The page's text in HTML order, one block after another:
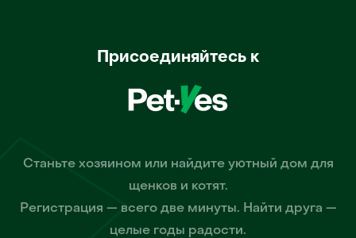
Присоединяйтесь к
Станьте хозяином или найдите уютный дом для
щенков и котят.
Регистрация — всего две минуты. Найти друга —
целые годы радости.